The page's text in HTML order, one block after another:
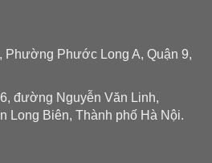
Phường Phước Long A, Quận 9,
đường Nguyễn Văn Linh,
Long Biên, Thành phố Hà Nội.